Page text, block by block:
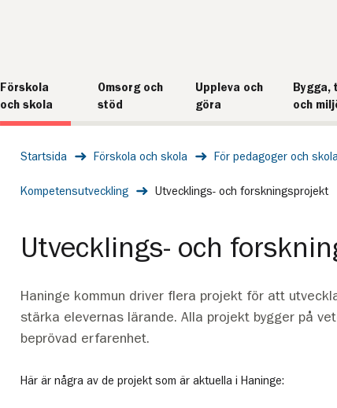
Förskola
och skola
Omsorg och
stöd
Uppleva och
göra
Bygga,
och
Startsida Förskola och skola För pedagoger och
Kompetensutveckling Utvecklings- och forskningsprojekt
Utvecklings- och
Haninge kommun driver flera projekt för att
stärka elevernas lärande. Alla projekt bygger på
beprövad erfarenhet.
Här är några av de projekt som är aktuella i Haninge: